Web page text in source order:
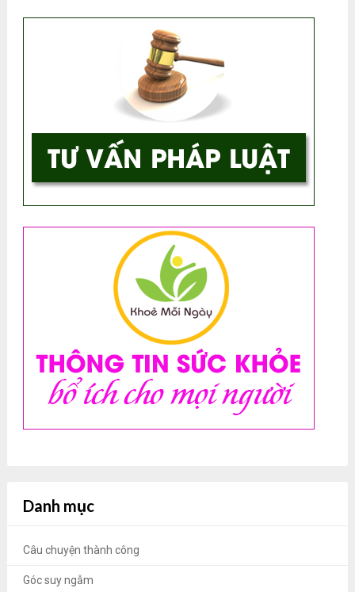
Danh mục
Câu chuyện thành công
Góc suy ngẫm